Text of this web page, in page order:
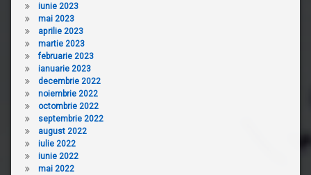
iunie 2023
mai 2023
aprilie 2023
martie 2023
februarie 2023
ianuarie 2023
decembrie 2022
noiembrie 2022
octombrie 2022
septembrie 2022
august 2022
iulie 2022
iunie 2022
mai 2022